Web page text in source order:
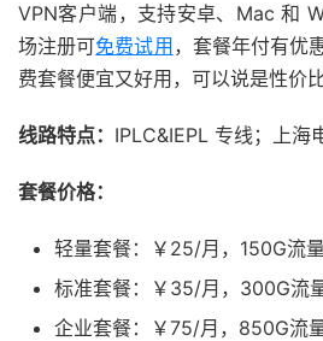
VPN客户端，支持安卓、Mac 和
场注册可免费试用 ，套餐年付有优
费套餐便宜又好用，可以说是性价
线路特点： IPLC&IEPL 专线；上海
套餐价格：
轻量套餐：￥25/月，150G流量
标准套餐：￥35/月，300G流量
企业套餐：￥75/月，850G流量